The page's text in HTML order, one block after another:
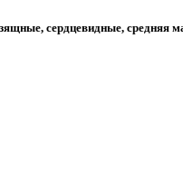
сердцевидные, средняя